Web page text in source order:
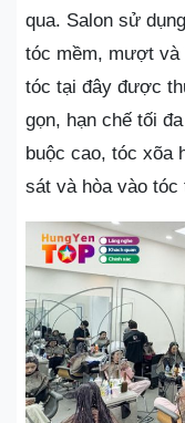
qua. Salon sử
tóc mềm, mượt và
tóc tại đây được
gọn, hạn chế tối
buộc cao, tóc xõa
sát và hòa vào tóc